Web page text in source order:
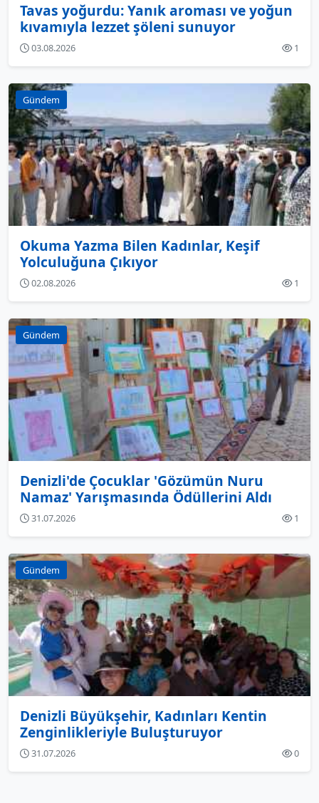
Tavas yoğurdu: Yanık aroması ve yoğun
kıvamıyla lezzet şöleni sunuyor
03.08.2026 1
Gündem
Okuma Yazma Bilen Kadınlar, Keşif
Yolculuğuna Çıkıyor
02.08.2026 1
Gündem
Denizli'de Çocuklar 'Gözümün Nuru
Namaz' Yarışmasında Ödüllerini Aldı
31.07.2026 1
Gündem
Denizli Büyükşehir, Kadınları Kentin
Zenginlikleriyle Buluşturuyor
31.07.2026 0